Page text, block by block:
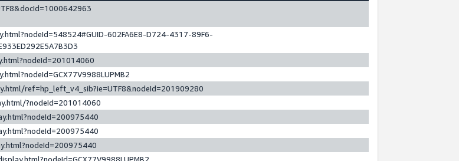
602FA6E8-D724-4317-89F6-
ref=hp_left_v4_sib?ie=UTF8&nodeId=201909280
?nodeId=201014060